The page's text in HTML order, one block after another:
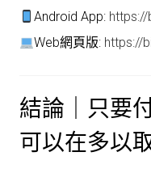
Android App:
Web網頁版: https://
結論｜只要
可以在多以